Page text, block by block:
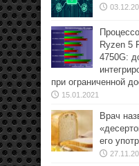
Ryzen 5
4750G:
при ограниченной
15.01.2021
Врач
его